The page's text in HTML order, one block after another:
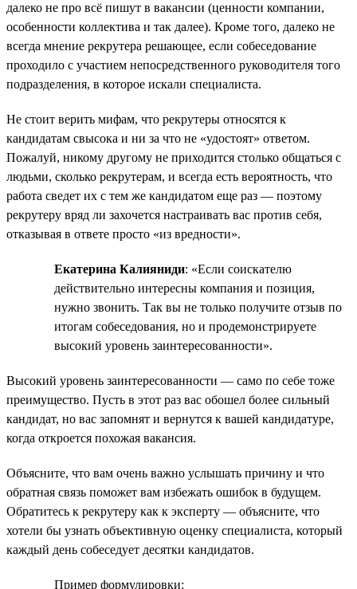
далеко не про всё пишут в вакансии (ценности компании,
особенности коллектива и так далее). Кроме того, далеко не
всегда мнение рекрутера решающее, если собеседование
проходило с участием непосредственного руководителя того
подразделения, в которое искали специалиста.
Не стоит верить мифам, что рекрутеры относятся к
кандидатам свысока и ни за что не «удостоят» ответом.
Пожалуй, никому другому не приходится столько общаться с
людьми, сколько рекрутерам, и всегда есть вероятность, что
работа сведет их с тем же кандидатом еще раз — поэтому
рекрутеру вряд ли захочется настраивать вас против себя,
отказывая в ответе просто «из вредности».
Екатерина Калияниди: «Если соискателю
действительно интересны компания и позиция,
нужно звонить. Так вы не только получите отзыв по
итогам собеседования, но и продемонстрируете
высокий уровень заинтересованности».
Высокий уровень заинтересованности — само по себе тоже
преимущество. Пусть в этот раз вас обошел более сильный
кандидат, но вас запомнят и вернутся к вашей кандидатуре,
когда откроется похожая вакансия.
Объясните, что вам очень важно услышать причину и что
обратная связь поможет вам избежать ошибок в будущем.
Обратитесь к рекрутеру как к эксперту — объясните, что
хотели бы узнать объективную оценку специалиста, который
каждый день собеседует десятки кандидатов.
Пример формулировки: